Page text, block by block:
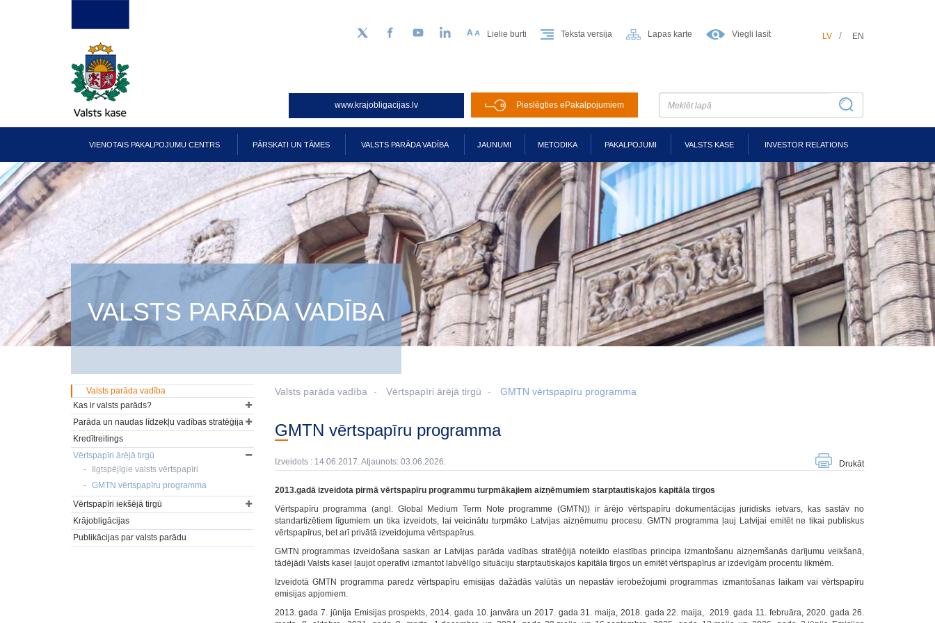
Sekojiet mums Twitter
FacebookYouTubeLinkedIn Lielie burti Teksta versija Lapas karte Viegli lasīt LV EN
www.krajobligacijas.lv Pieslēgties ePakalpojumiem
Galvenā
izvēlne
VIENOTAIS PAKALPOJUMU CENTRS PĀRSKATI UN TĀMES VALSTS PARĀDA VADĪBA JAUNUMI METODIKA PAKALPOJUMI VALSTS KASE INVESTOR RELATIONS
VALSTS PARĀDA VADĪBA
Valsts parāda vadība Vērtspapīri ārējā tirgū GMTN vērtspapīru programma
GMTN vērtspapīru programma
Izveidots : 14.06.2017. Atjaunots: 03.06.2026. Drukāt
2013.gadā izveidota pirmā vērtspapīru programmu turpmākajiem aizņēmumiem starptautiskajos kapitāla tirgos
Vērtspapīru programma (angl. Global Medium Term Note programme (GMTN)) ir ārējo vērtspapīru dokumentācijas juridisks ietvars, kas sastāv no
standartizētiem līgumiem un tika izveidots, lai veicinātu turpmāko Latvijas aizņēmumu procesu. GMTN programma ļauj Latvijai emitēt ne tikai publiskus
vērtspapīrus, bet arī privātā izveidojuma vērtspapīrus.
GMTN programmas izveidošana saskan ar Latvijas parāda vadības stratēģijā noteikto elastības principa izmantošanu aizņemšanās darījumu veikšanā,
tādējādi Valsts kasei ļaujot operatīvi izmantot labvēlīgo situāciju starptautiskajos kapitāla tirgos un emitēt vērtspapīrus ar izdevīgām procentu likmēm.
Izveidotā GMTN programma paredz vērtspapīru emisijas dažādās valūtās un nepastāv ierobežojumi programmas izmantošanas laikam vai vērtspapīru
emisijas apjomiem.
2013. gada 7. jūnija Emisijas prospekts, 2014. gada 10. janvāra un 2017. gada 31. maija, 2018. gada 22. maija, 2019. gada 11. februāra, 2020. gada 26.
Valsts parāda vadība
Kas ir valsts parāds?
Parāda un naudas līdzekļu vadības stratēģija
Kredītreitings
Vērtspapīri ārējā tirgū
Ilgtspējīgie valsts vērtspapīri
GMTN vērtspapīru programma
Vērtspapīri iekšējā tirgū
Krājobligācijas
Publikācijas par valsts parādu